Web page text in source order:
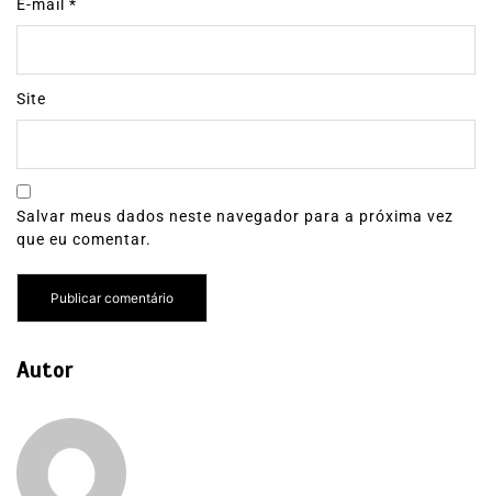
E-mail *
Site
Salvar meus dados neste navegador para a próxima vez
que eu comentar.
Autor